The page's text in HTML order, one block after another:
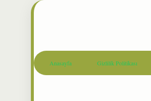
Anasayfa Gizlilik Politikası